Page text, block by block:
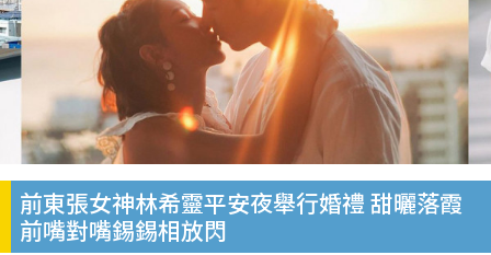
前東張女神林希靈平安夜舉行婚禮 甜曬落霞
前嘴對嘴錫錫相放閃